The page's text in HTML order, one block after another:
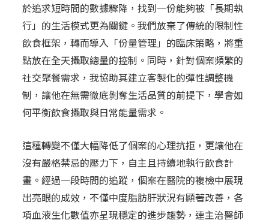
於追求短時間的數據驟降，找到一份能夠被「長期執
行」的生活模式更為關鍵。我們放棄了傳統的限制性
飲食框架，轉而導入「份量管理」的臨床策略，將重
點放在全天攝取總量的控制。同時，針對個案頻繁的
社交聚餐需求，我協助其建立客製化的彈性調整機
制，讓他在無需徹底剝奪生活品質的前提下，學會如
何平衡飲食攝取與日常能量需求。
這種轉變不僅大幅降低了個案的心理抗拒，更讓他在
沒有嚴格禁忌的壓力下，自主且持續地執行飲食計
畫。經過一段時間的追蹤，個案在醫院的複檢中展現
出亮眼的成效，不僅中度脂肪肝狀況有顯著改善，各
項血液生化數值亦呈現穩定的進步趨勢，連主治醫師